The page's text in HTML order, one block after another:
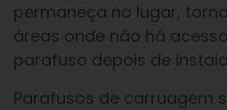
permaneça no lugar,
áreas onde não há
parafuso depois de
Parafusos de carruagem